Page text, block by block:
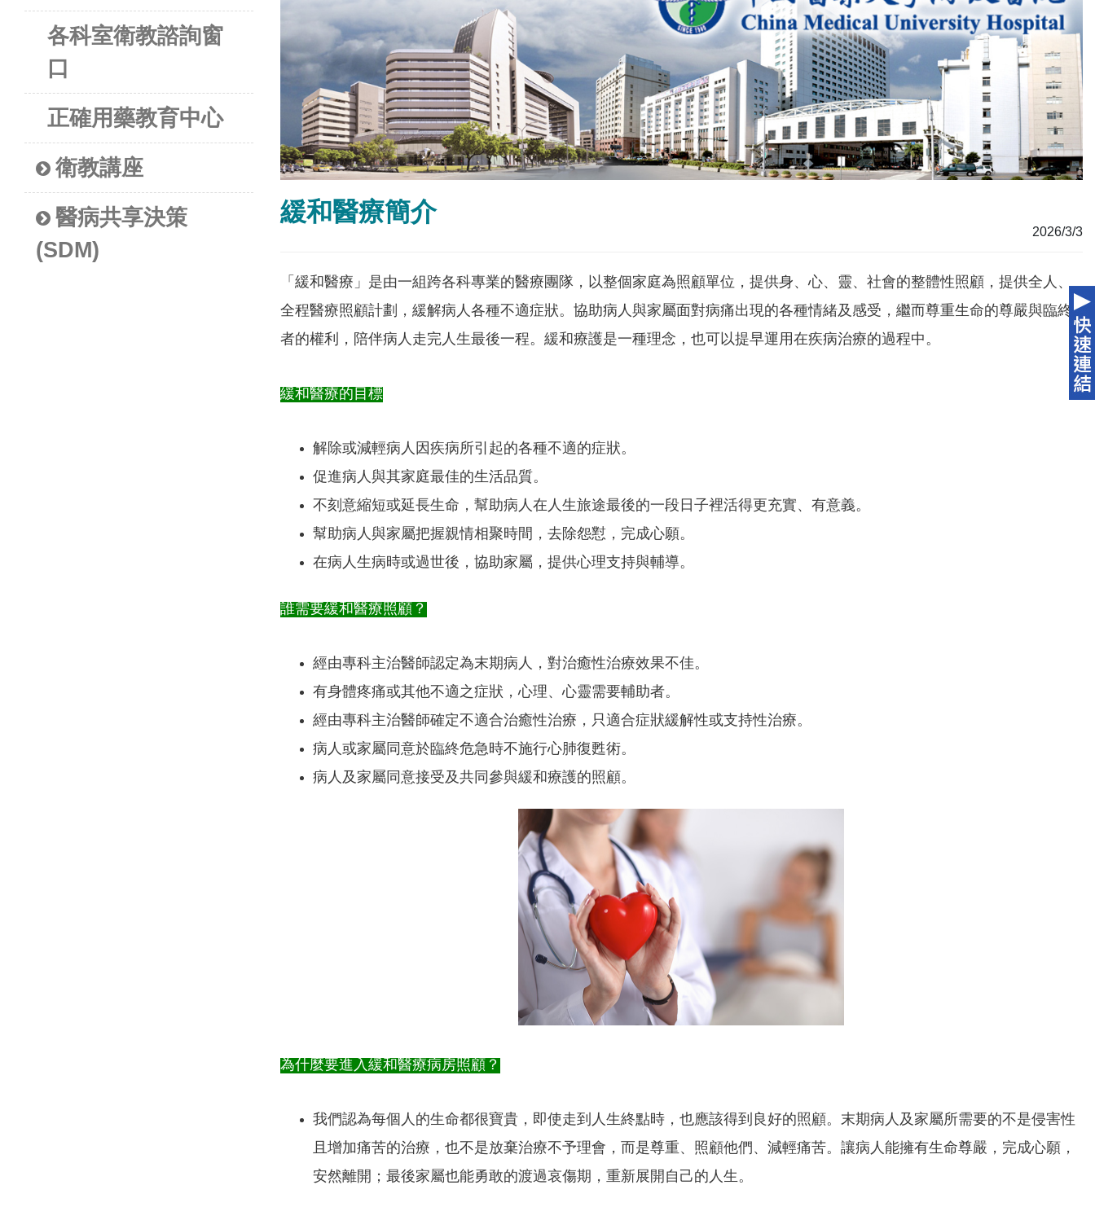
各科室衛教諮詢窗
口
正確用藥教育中心
衛教講座
醫病共享決策
(SDM)
緩和醫療簡介
2026/3/3
「緩和醫療」是由一組跨各科專業的醫療團隊，以整個家庭為照顧單位，提供身、心、靈、社會的整體性照顧，提供全人、
全程醫療照顧計劃，緩解病人各種不適症狀。協助病人與家屬面對病痛出現的各種情緒及感受，繼而尊重生命的尊嚴與臨終
者的權利，陪伴病人走完人生最後一程。緩和療護是一種理念，也可以提早運用在疾病治療的過程中。
緩和醫療的目標
解除或減輕病人因疾病所引起的各種不適的症狀。
促進病人與其家庭最佳的生活品質。
不刻意縮短或延長生命，幫助病人在人生旅途最後的一段日子裡活得更充實、有意義。
幫助病人與家屬把握親情相聚時間，去除怨懟，完成心願。
在病人生病時或過世後，協助家屬，提供心理支持與輔導。
誰需要緩和醫療照顧？
經由專科主治醫師認定為末期病人，對治癒性治療效果不佳。
有身體疼痛或其他不適之症狀，心理、心靈需要輔助者。
經由專科主治醫師確定不適合治癒性治療，只適合症狀緩解性或支持性治療。
病人或家屬同意於臨終危急時不施行心肺復甦術。
病人及家屬同意接受及共同參與緩和療護的照顧。
為什麼要進入緩和醫療病房照顧？
我們認為每個人的生命都很寶貴，即使走到人生終點時，也應該得到良好的照顧。末期病人及家屬所需要的不是侵害性
且增加痛苦的治療，也不是放棄治療不予理會，而是尊重、照顧他們、減輕痛苦。讓病人能擁有生命尊嚴，完成心願，
安然離開；最後家屬也能勇敢的渡過哀傷期，重新展開自己的人生。